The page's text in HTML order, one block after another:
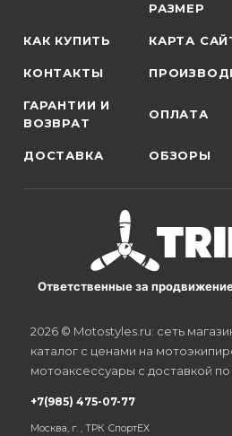
РАЗМЕР
КАК КУПИТЬ КАРТА
КОНТАКТЫ
ГАРАНТИИ И
ВОЗВРАТ
ОПЛАТА
ДОСТАВКА ОБЗОРЫ
Ответственные за
2026 © Motostyles.ru: сеть
каталог с ценами на
мотоаксессуары с доставкой по
+7(985) 475-07-77
Москва, г. , ТРК СпортЕХ